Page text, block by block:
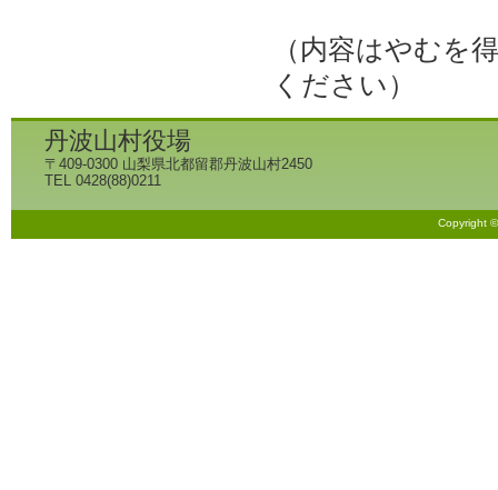
（内容はやむを
ください）
丹波山村役場
〒409-0300 山梨県北都留郡丹波山村2450
TEL 0428(88)0211
Copyright